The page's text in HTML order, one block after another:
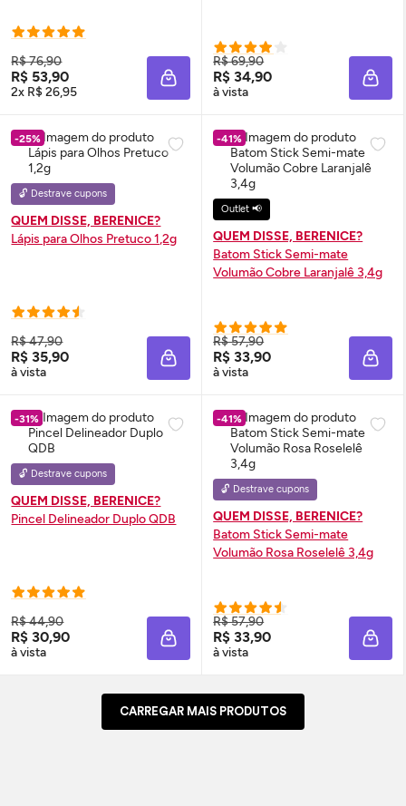
R$ 76,90
R$ 53,90
2x R$ 26,95 ADICIONAR À SACOLA
R$ 69,90
R$ 34,90
à vista
-25%
🔓 Destrave cupons
QUEM DISSE, BERENICE?
Lápis para Olhos Pretuco 1,2g
R$ 47,90
R$ 35,90
à vista ADICIONAR À SACOLA
-41%
Outlet 📢
QUEM DISSE, BERENICE?
Batom Stick Semi-mate
Volumão Cobre Laranjalê 3,4g
R$ 57,90
R$ 33,90
à vista
-31%
🔓 Destrave cupons
QUEM DISSE, BERENICE?
Pincel Delineador Duplo QDB
R$ 44,90
R$ 30,90
à vista ADICIONAR À SACOLA
-41%
🔓 Destrave cupons
QUEM DISSE, BERENICE?
Batom Stick Semi-mate
Volumão Rosa Roselelê 3,4g
R$ 57,90
R$ 33,90
à vista
CARREGAR MAIS PRODUTOS